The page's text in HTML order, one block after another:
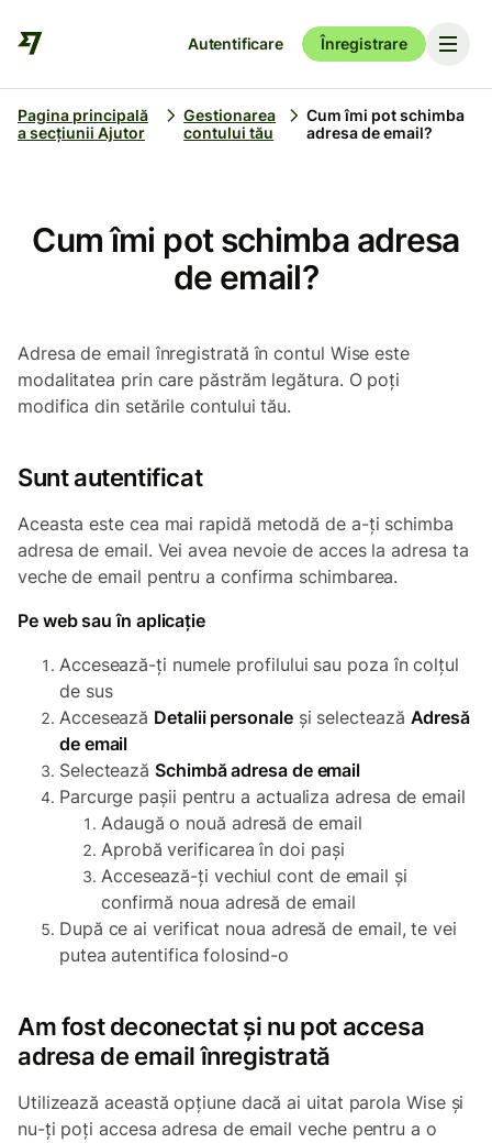
Autentificare Înregistrare
Pagina principală
a secțiunii Ajutor
Gestionarea
contului tău
Cum îmi pot schimba
adresa de email?
Cum îmi pot schimba adresa
de email?
Adresa de email înregistrată în contul Wise este
modalitatea prin care păstrăm legătura. O poți
modifica din setările contului tău.
Sunt autentificat
Aceasta este cea mai rapidă metodă de a-ți schimba
adresa de email. Vei avea nevoie de acces la adresa ta
veche de email pentru a confirma schimbarea.
Pe web sau în aplicație
Accesează-ți numele profilului sau poza în colțul
de sus
Accesează Detalii personaleși selectează Adresă
de email
SelecteazăSchimbă adresa de email
Parcurge pașii pentru a actualiza adresa de email
Adaugă o nouă adresă de email
Aprobă verificarea în doi pași
Accesează-ți vechiul cont de email și
confirmă noua adresă de email
După ce ai verificat noua adresă de email, te vei
putea autentifica folosind-o
Am fost deconectat și nu pot accesa
adresa de email înregistrată
Utilizează această opțiune dacă ai uitat parola Wise și
nu-ți poți accesa adresa de email veche pentru a o